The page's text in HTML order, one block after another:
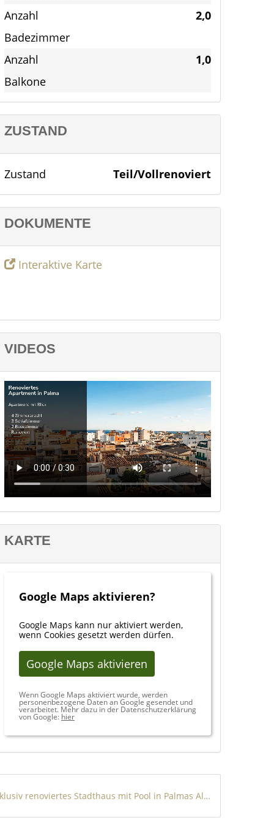
Anzahl
Badezimmer
2,0
Anzahl
Balkone
1,0
ZUSTAND
Zustand Teil/Vollrenoviert
DOKUMENTE
Interaktive Karte
VIDEOS
KARTE
Google Maps aktivieren?
Google Maps kann nur aktiviert werden,
wenn Cookies gesetzt werden dürfen.
Google Maps aktivieren
Wenn Google Maps aktiviert wurde, werden
personenbezogene Daten an Google gesendet und
verarbeitet. Mehr dazu in der Datenschutzerklärung
von Google: hier
Exklusiv renoviertes Stadthaus mit Pool in Palmas Altstadt